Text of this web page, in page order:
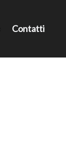
Contatti